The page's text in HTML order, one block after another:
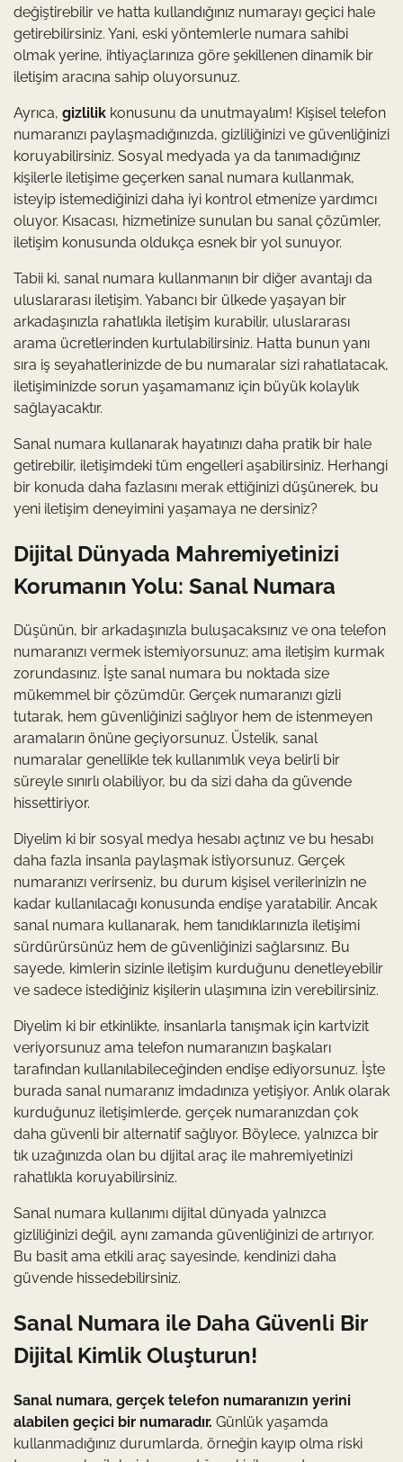
değiştirebilir ve hatta kullandığınız numarayı geçici hale
getirebilirsiniz. Yani, eski yöntemlerle numara sahibi
olmak yerine, ihtiyaçlarınıza göre şekillenen dinamik bir
iletişim aracına sahip oluyorsunuz.
Ayrıca, gizlilik konusunu da unutmayalım! Kişisel telefon
numaranızı paylaşmadığınızda, gizliliğinizi ve güvenliğinizi
koruyabilirsiniz. Sosyal medyada ya da tanımadığınız
kişilerle iletişime geçerken sanal numara kullanmak,
isteyip istemediğinizi daha iyi kontrol etmenize yardımcı
oluyor. Kısacası, hizmetinize sunulan bu sanal çözümler,
iletişim konusunda oldukça esnek bir yol sunuyor.
Tabii ki, sanal numara kullanmanın bir diğer avantajı da
uluslararası iletişim. Yabancı bir ülkede yaşayan bir
arkadaşınızla rahatlıkla iletişim kurabilir, uluslararası
arama ücretlerinden kurtulabilirsiniz. Hatta bunun yanı
sıra iş seyahatlerinizde de bu numaralar sizi rahatlatacak,
iletişiminizde sorun yaşamamanız için büyük kolaylık
sağlayacaktır.
Sanal numara kullanarak hayatınızı daha pratik bir hale
getirebilir, iletişimdeki tüm engelleri aşabilirsiniz. Herhangi
bir konuda daha fazlasını merak ettiğinizi düşünerek, bu
yeni iletişim deneyimini yaşamaya ne dersiniz?
Dijital Dünyada Mahremiyetinizi
Korumanın Yolu: Sanal Numara
Düşünün, bir arkadaşınızla buluşacaksınız ve ona telefon
numaranızı vermek istemiyorsunuz; ama iletişim kurmak
zorundasınız. İşte sanal numara bu noktada size
mükemmel bir çözümdür. Gerçek numaranızı gizli
tutarak, hem güvenliğinizi sağlıyor hem de istenmeyen
aramaların önüne geçiyorsunuz. Üstelik, sanal
numaralar genellikle tek kullanımlık veya belirli bir
süreyle sınırlı olabiliyor, bu da sizi daha da güvende
hissettiriyor.
Diyelim ki bir sosyal medya hesabı açtınız ve bu hesabı
daha fazla insanla paylaşmak istiyorsunuz. Gerçek
numaranızı verirseniz, bu durum kişisel verilerinizin ne
kadar kullanılacağı konusunda endişe yaratabilir. Ancak
sanal numara kullanarak, hem tanıdıklarınızla iletişimi
sürdürürsünüz hem de güvenliğinizi sağlarsınız. Bu
sayede, kimlerin sizinle iletişim kurduğunu denetleyebilir
ve sadece istediğiniz kişilerin ulaşımına izin verebilirsiniz.
Diyelim ki bir etkinlikte, insanlarla tanışmak için kartvizit
veriyorsunuz ama telefon numaranızın başkaları
tarafından kullanılabileceğinden endişe ediyorsunuz. İşte
burada sanal numaranız imdadınıza yetişiyor. Anlık olarak
kurduğunuz iletişimlerde, gerçek numaranızdan çok
daha güvenli bir alternatif sağlıyor. Böylece, yalnızca bir
tık uzağınızda olan bu dijital araç ile mahremiyetinizi
rahatlıkla koruyabilirsiniz.
Sanal numara kullanımı dijital dünyada yalnızca
gizliliğinizi değil, aynı zamanda güvenliğinizi de artırıyor.
Bu basit ama etkili araç sayesinde, kendinizi daha
güvende hissedebilirsiniz.
Sanal Numara ile Daha Güvenli Bir
Dijital Kimlik Oluşturun!
Sanal numara, gerçek telefon numaranızın yerini
alabilen geçici bir numaradır. Günlük yaşamda
kullanmadığınız durumlarda, örneğin kayıp olma riski